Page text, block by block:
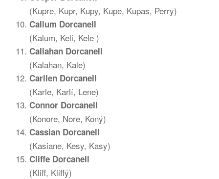
(Kupre, Kupr, Kupy, Kupe, Kupas, Perry)
Callum Dorcanell
(Kalum, Keli, Kele )
Callahan Dorcanell
(Kalahan, Kale)
Carllen Dorcanell
(Karle, Karlí, Lene)
Connor Dorcanell
(Konore, Nore, Koný)
Cassian Dorcanell
(Kasiane, Kesy, Kasy)
Cliffe Dorcanell
(Kliff, Kliffý)